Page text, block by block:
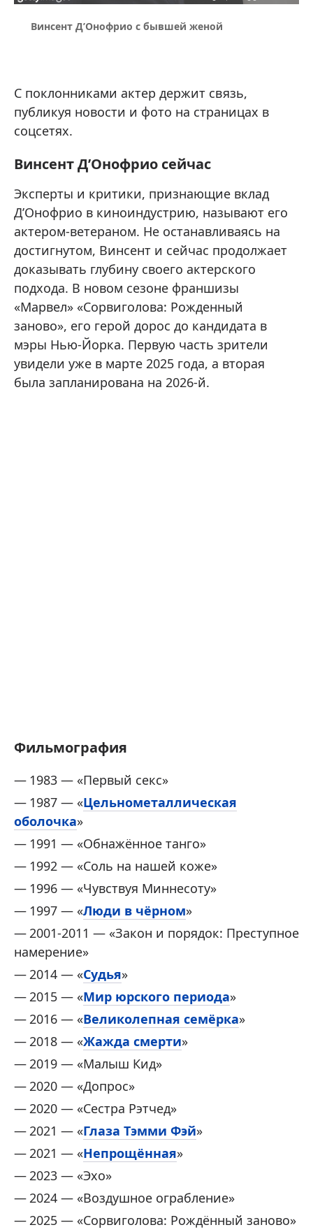
Винсент Д’Онофрио с бывшей женой
С поклонниками актер держит связь,
публикуя новости и фото на страницах в
соцсетях.
Винсент Д’Онофрио сейчас
Эксперты и критики, признающие вклад
Д’Онофрио в киноиндустрию, называют его
актером-ветераном. Не останавливаясь на
достигнутом, Винсент и сейчас продолжает
доказывать глубину своего актерского
подхода. В новом сезоне франшизы
«Марвел» «Сорвиголова: Рожденный
заново», его герой дорос до кандидата в
мэры Нью-Йорка. Первую часть зрители
увидели уже в марте 2025 года, а вторая
была запланирована на 2026-й.
Фильмография
1983 — «Первый секс»
1987 — «Цельнометаллическая
оболочка»
1991 — «Обнажённое танго»
1992 — «Соль на нашей коже»
1996 — «Чувствуя Миннесоту»
1997 — «Люди в чёрном»
2001-2011 — «Закон и порядок: Преступное
намерение»
2014 — «Судья»
2015 — «Мир юрского периода»
2016 — «Великолепная семёрка»
2018 — «Жажда смерти»
2019 — «Малыш Кид»
2020 — «Допрос»
2020 — «Сестра Рэтчед»
2021 — «Глаза Тэмми Фэй»
2021 — «Непрощённая»
2023 — «Эхо»
2024 — «Воздушное ограбление»
2025 — «Сорвиголова: Рождённый заново »